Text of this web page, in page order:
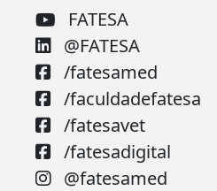
FATESA
@FATESA
/fatesamed
/faculdadefatesa
/fatesavet
/fatesadigital
@fatesamed